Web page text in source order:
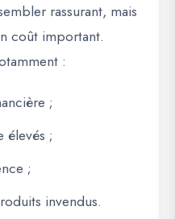
rassurant, mais
coût important.
:
;
élevés ;
;
invendus.